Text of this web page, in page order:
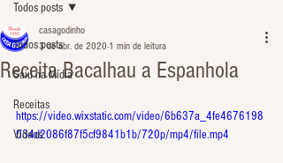
Todos posts
Saiu na Mídia
Receitas
Vídeos
Todos posts
Receita Bacalhau a Espanhola
casagodinho
3 de abr. de 2020 1 min de leitura
https://video.wixstatic.com/video/6b637a_4fe4676198
034d2086f87f5cf9841b1b/720p/mp4/file.mp4